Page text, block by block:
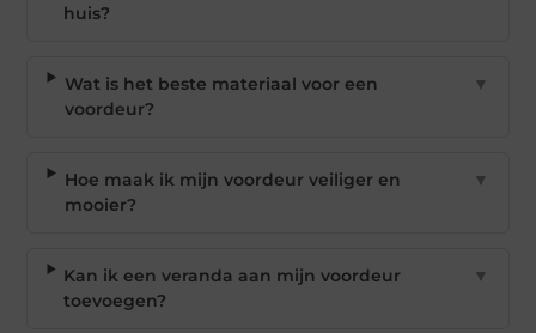
huis?
Wat is het beste materiaal voor een
voordeur?
▼
Hoe maak ik mijn voordeur veiliger en
mooier?
▼
Kan ik een veranda aan mijn voordeur
toevoegen?
▼